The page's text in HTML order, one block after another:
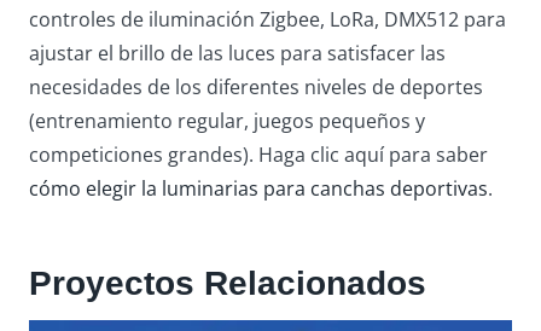
controles de iluminación Zigbee, LoRa, DMX512 para
ajustar el brillo de las luces para satisfacer las
necesidades de los diferentes niveles de deportes
(entrenamiento regular, juegos pequeños y
competiciones grandes). Haga clic aquí para saber
cómo elegir la luminarias para canchas deportivas.
Proyectos Relacionados